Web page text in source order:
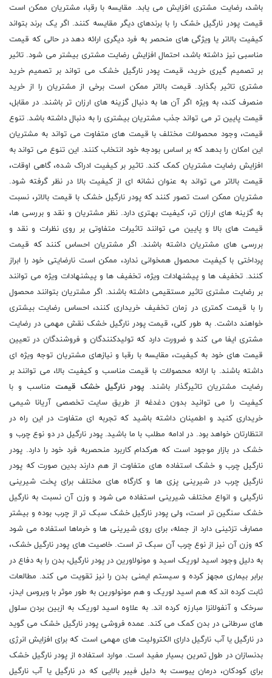
باشد، رضایت مشتری افزایش می یابد. مقایسه با رقبا، مشتریان ممکن است
قیمت پودر نارگیل خشک را با برندهای دیگر مقایسه کنند. اگر یک برند بتواند
کیفیت بالاتر یا ویژگی های منحصر به فرد دیگری ارائه دهد در حالی که قیمت
مناسبی نیز داشته باشد، احتمال افزایش رضایت مشتری بیشتر می شود. تاثیر
بر تصمیم گیری خرید، قیمت پودر نارگیل خشک می تواند بر تصمیم خرید
مشتری تاثیر بگذارد. قیمت بالاتر ممکن است برخی از مشتریان را از خرید
منصرف کند، به ویژه اگر آن ها به دنبال گزینه های ارزان تر باشند. در مقابل،
قیمت پایین تر می تواند جذب مشتریان بیشتری را به دنبال داشته باشد. تنوع
قیمت، وجود محصولات مختلف با قیمت های متفاوت می تواند به مشتریان
این امکان را بدهد که بر اساس بودجه خود انتخاب کنند. این تنوع می تواند به
افزایش رضایت مشتریان کمک کند. تاثیر بر کیفیت ادراک شده، گاهی اوقات،
قیمت بالاتر می تواند به عنوان نشانه ای از کیفیت بالا در نظر گرفته شود.
مشتریان ممکن است تصور کنند که پودر نارگیل خشک با قیمت بالاتر، نسبت
به گزینه های ارزان تر، کیفیت بهتری دارد. نظر مشتریان و نقد و بررسی ها،
قیمت های بالا و پایین می توانند تاثیرات متفاوتی بر روی نظرات و نقد و
بررسی های مشتریان داشته باشند. اگر مشتریان احساس کنند که قیمت
پرداختی با کیفیت محصول همخوانی ندارد، ممکن است نارضایتی خود را ابراز
کنند. تخفیف ها و پیشنهادات ویژه، تخفیف ها و پیشنهادات ویژه می توانند
بر رضایت مشتری تاثیر مستقیمی داشته باشند. اگر مشتریان بتوانند محصول
را با قیمت کمتری در زمان تخفیف خریداری کنند، احساس رضایت بیشتری
خواهند داشت. به طور کلی، قیمت پودر نارگیل خشک نقش مهمی در رضایت
مشتری ایفا می کند و ضرورت دارد که تولیدکنندگان و فروشندگان در تعیین
قیمت های خود به کیفیت، مقایسه با رقبا و نیازهای مشتریان توجه ویژه ای
داشته باشند. با ارائه محصولات با قیمت مناسب و کیفیت بالا، می توانند بر
رضایت مشتریان تاثیرگذار باشند. پودر نارگیل خشک قیمت مناسب و با
کیفیت را می توانید بدون دغدغه از طریق سایت تخصصی آریانا شیمی
خریداری کنید و اطمینان داشته باشید که تجربه ای متفاوت در این راه در
انتظارتان خواهد بود. در ادامه مطلب با ما باشید. پودر نارگیل در دو نوع چرب و
خشک در بازار موجود است که هرکدام کاربرد منحصربه فرد خود را دارد. پودر
نارگیل چرب و خشک استفاده های متفاوت از هم دارند بدین صورت که پودر
نارگیل چرب در شیرینی پزی ها و کارگاه های مختلف برای پخت شیرینی
نارگیلی و انواع مختلف شیرینی استفاده می شود و وزن آن نسبت به نارگیل
خشک سنگین تر است، ولی پودر نارگیل خشک سبک تر از چرب بوده و بیشتر
مصارف تزئینی دارد از جمله، برای روی شیرینی ها و خرماها استفاده می شود
که وزن آن نیز از نوع چرب آن سبک تر است. خاصیت های پودر نارگیل خشک،
به دلیل وجود اسید لوریک اسید و مونولاورین در پودر نارگیل، بدن را به دفاع در
برابر بیماری مجهز کرده و سیستم ایمنی بدن را نیز تقویت می کند. مطالعات
ثابت کرده اند که هم اسید لوریک و هم مونولورین به طور موثر با ویروس ایدز،
سرخک و آنفولانزا مبارزه کرده اند. به علاوه اسید لوریک به ازبین بردن سلول
های سرطانی در بدن کمک می کند. عمده فروشی پودر نارگیل خشک می گوید
در نارگیل یا آب نارگیل دارای الکترولیت های مهمی است که برای افزایش انرژی
بدنسازان در طول تمرین بسیار مفید است. موارد استفاده از پودر نارگیل خشک
برای کودکان، درمان یبوست به دلیل فیبر بالایی که در نارگیل یا آب نارگیل